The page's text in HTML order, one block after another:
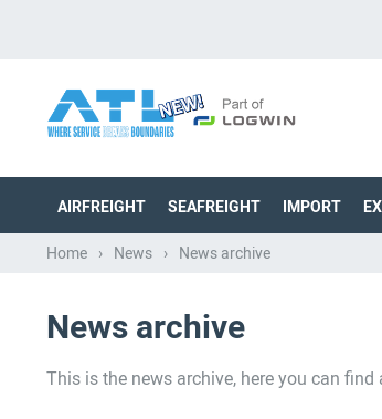
AIRFREIGHT SEAFREIGHT IMPORT
Home › News › News archive
News archive
This is the news archive, here you can find